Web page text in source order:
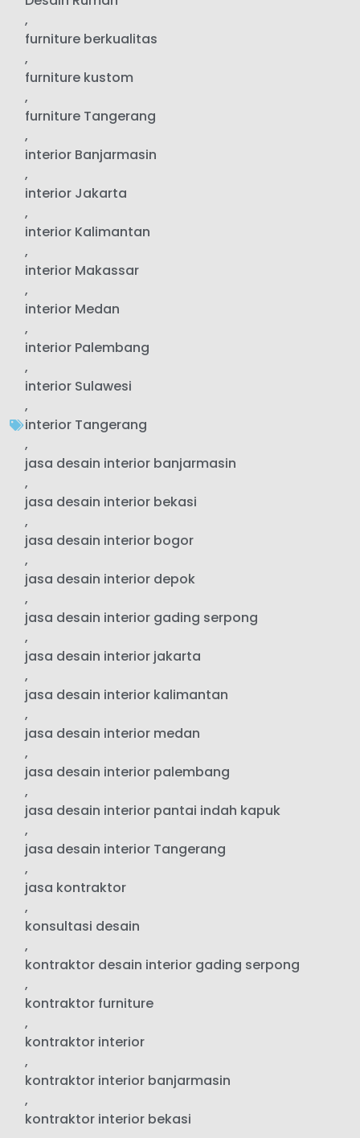
,
furniture berkualitas
,
furniture kustom
,
furniture Tangerang
,
interior Banjarmasin
,
interior Jakarta
,
interior Kalimantan
,
interior Makassar
,
interior Medan
,
interior Palembang
,
interior Sulawesi
,
interior Tangerang
,
jasa desain interior banjarmasin
,
jasa desain interior bekasi
,
jasa desain interior bogor
,
jasa desain interior depok
,
jasa desain interior gading serpong
,
jasa desain interior jakarta
,
jasa desain interior kalimantan
,
jasa desain interior medan
,
jasa desain interior palembang
,
jasa desain interior pantai indah kapuk
,
jasa desain interior Tangerang
,
jasa kontraktor
,
konsultasi desain
,
kontraktor desain interior gading serpong
,
kontraktor furniture
,
kontraktor interior
,
kontraktor interior banjarmasin
,
kontraktor interior bekasi